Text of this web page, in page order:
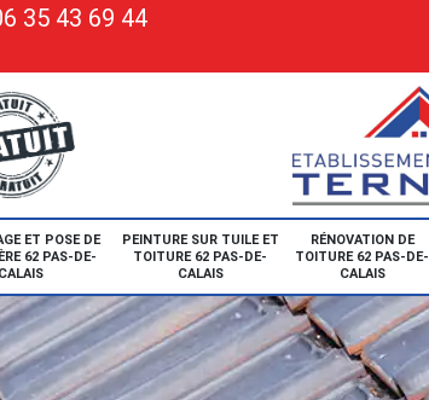
35 43 69 44
ET POSE DE
62 PAS-DE-
CALAIS
PEINTURE SUR TUILE ET
TOITURE 62 PAS-DE-
CALAIS
RÉNOVATION DE
TOITURE 62 PAS-DE-
CALAIS